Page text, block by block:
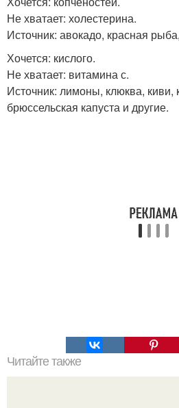
Не хватает: холестерина.
Источник: авокадо, красная
Хочется: кислого.
Не хватает: витамина с.
Источник: лимоны, клюква, киви,
брюссельская капуста и другие.
Читайте также